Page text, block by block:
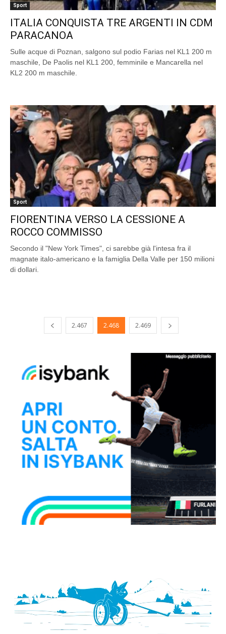
Sport
ITALIA CONQUISTA TRE ARGENTI IN CDM
PARACANOA
Sulle acque di Poznan, salgono sul podio Farias nel KL1 200 m
maschile, De Paolis nel KL1 200, femminile e Mancarella nel
KL2 200 m maschile.
Sport
FIORENTINA VERSO LA CESSIONE A
ROCCO COMMISSO
Secondo il "New York Times", ci sarebbe già l'intesa fra il
magnate italo-americano e la famiglia Della Valle per 150 milioni
di dollari.
2.467 2.468 2.469